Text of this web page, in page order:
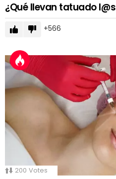
¿Qué llevan tatuado
566
200 Votes